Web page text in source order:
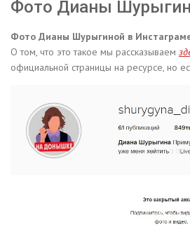
Фото Дианы
Фото Дианы Шурыгиной в
О том, что это такое мы рассказываем
официальной страницы на ресурсе, но